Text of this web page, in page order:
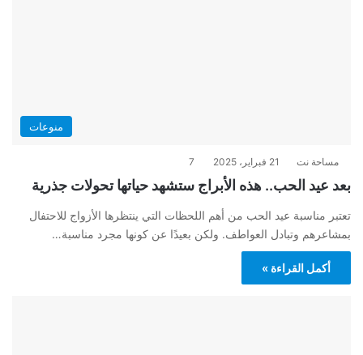
منوعات
مساحة نت 21 فبراير، 2025 7
بعد عيد الحب.. هذه الأبراج ستشهد حياتها تحولات جذرية
تعتبر مناسبة عيد الحب من أهم اللحظات التي ينتظرها الأزواج للاحتفال
بمشاعرهم وتبادل العواطف. ولكن بعيدًا عن كونها مجرد مناسبة…
أكمل القراءة »